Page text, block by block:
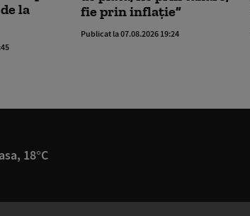
la
fie prin inflație”
Publicat la 07.08.2026 19:24
18°C